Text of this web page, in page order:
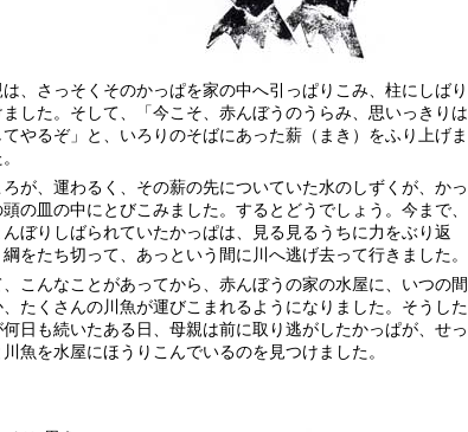
、さっそくそのかっぱを家の中へ引っぱりこみ、柱にしばり
ました。そして、「今こそ、赤んぼうのうらみ、思いっきりは
てやるぞ」と、いろりのそばにあった薪（まき）をふり上げま
ろが、運わるく、その薪の先についていた水のしずくが、かっ
の皿の中にとびこみました。するとどうでしょう。今まで、
んぼりしばられていたかっぱは、見る見るうちに力をぶり返
綱をたち切って、あっという間に川へ逃げ去って行きました。
、こんなことがあってから、赤んぼうの家の水屋に、いつの間
、たくさんの川魚が運びこまれるようになりました。そうした
何日も続いたある日、母親は前に取り逃がしたかっぱが、せっ
魚を水屋にほうりこんでいるのを見つけました。